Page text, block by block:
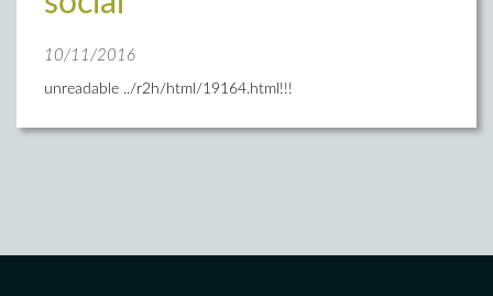
10/11/2016
unreadable ../r2h/html/19164.html!!!